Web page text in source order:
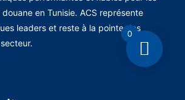
en Tunisie. ACS représente
leaders et reste à la pointe des
0